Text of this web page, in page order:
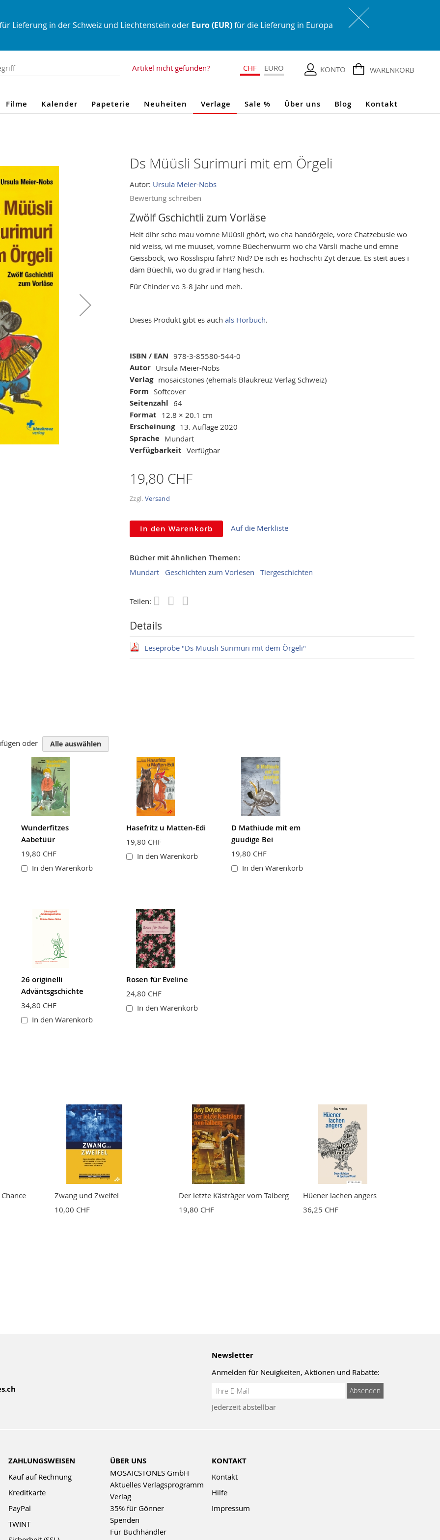
für Lieferung in der Schweiz und Liechtenstein oder Euro (EUR)für die Lieferung in Europa
WARENKORB
KONTO
Artikel nicht gefunden? CHF EURO
Filme Kalender Papeterie Neuheiten Verlage Sale % Über uns Blog Kontakt
Ds Müüsli Surimuri mit em Örgeli
Autor: Ursula Meier-Nobs
Bewertung schreiben
Zwölf Gschichtli zum Vorläse
Heit dihr scho mau vomne Müüsli ghört, wo cha handörgele, vore Chatzebusle wo
nid weiss, wi me muuset, vomne Büecherwurm wo cha Värsli mache und emne
Geissbock, wo Rösslispiu fahrt? Nid? De isch es höchschti Zyt derzue. Es steit aues i
däm Büechli, wo du grad ir Hang hesch.
Für Chinder vo 3-8 Jahr und meh.
Dieses Produkt gibt es auch als Hörbuch.
Mehr
Informationen
ISBN / EAN 978-3-85580-544-0
Autor Ursula Meier-Nobs
Verlag mosaicstones (ehemals Blaukreuz Verlag Schweiz)
Form Softcover
Seitenzahl 64
Format 12.8 × 20.1 cm
Erscheinung 13. Auflage 2020
Sprache Mundart
Verfügbarkeit Verfügbar
19,80 CHF
Zzgl. Versand
In den Warenkorb Auf die Merkliste
Bücher mit ähnlichen Themen:
Mundart Geschichten zum Vorlesen Tiergeschichten
Teilen:
Details
Leseprobe "Ds Müüsli Surimuri mit dem Örgeli"
oder Alle auswählen
Wunderfitzes
Aabetüür
19,80 CHF
In den Warenkorb
Hasefritz u Matten-Edi
19,80 CHF
In den Warenkorb
D Mathiude mit em
guudige Bei
19,80 CHF
In den Warenkorb
26 originelli
Adväntsgschichte
34,80 CHF
In den Warenkorb
Rosen für Eveline
24,80 CHF
In den Warenkorb
Zwang und Zweifel
10,00 CHF
Der letzte Kästräger vom Talberg
19,80 CHF
Hüener lachen angers
36,25 CHF
Newsletter
Anmelden für Neuigkeiten, Aktionen und Rabatte:
Anmeldung
Newsletter:
Absenden
Jederzeit abstellbar
ZAHLUNGSWEISEN
Kauf auf Rechnung
Kreditkarte
PayPal
TWINT
ÜBER UNS
MOSAICSTONES GmbH
Aktuelles Verlagsprogramm
Verlag
35% für Gönner
Spenden
Für Buchhändler
KONTAKT
Kontakt
Hilfe
Impressum